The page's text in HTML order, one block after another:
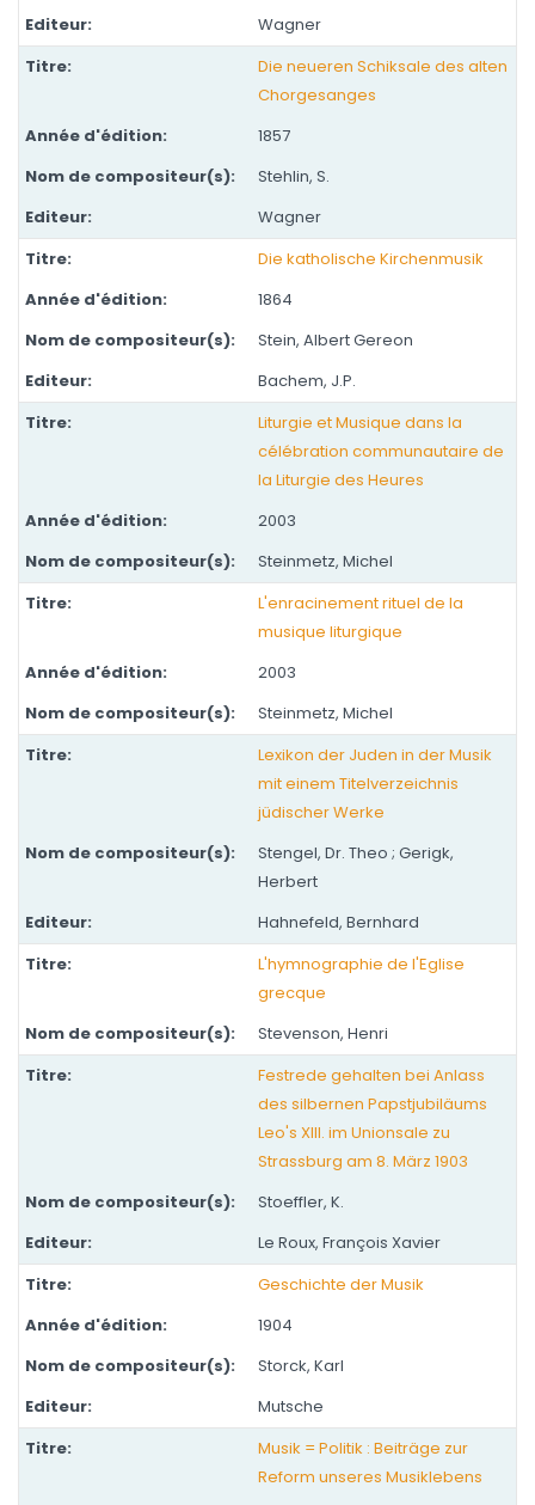
Wagner
Die neueren Schiksale des alten
Chorgesanges
1857
Stehlin, S.
Wagner
Die katholische Kirchenmusik
1864
Stein, Albert Gereon
Bachem, J.P.
Liturgie et Musique dans la
célébration communautaire de
la Liturgie des Heures
2003
Steinmetz, Michel
L'enracinement rituel de la
musique liturgique
2003
Steinmetz, Michel
Lexikon der Juden in der Musik
mit einem Titelverzeichnis
jüdischer Werke
Stengel, Dr. Theo ; Gerigk,
Herbert
Hahnefeld, Bernhard
L'hymnographie de l'Eglise
grecque
Stevenson, Henri
Festrede gehalten bei Anlass
des silbernen Papstjubiläums
Leo's XIII. im Unionsale zu
Strassburg am 8. März 1903
Stoeffler, K.
Le Roux, François Xavier
Geschichte der Musik
1904
Storck, Karl
Mutsche
Musik = Politik : Beiträge zur
Reform unseres Musiklebens